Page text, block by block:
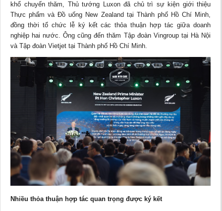
khổ chuyến thăm, Thủ tướng Luxon đã chủ trì sự kiện giới thiệu
Thực phẩm và Đồ uống New Zealand tại Thành phố Hồ Chí Minh,
đồng thời tổ chức lễ ký kết các thỏa thuận hợp tác giữa doanh
nghiệp hai nước. Ông cũng đến thăm Tập đoàn Vingroup tại Hà Nội
và Tập đoàn Vietjet tại Thành phố Hồ Chí Minh.
Nhiều thỏa thuận hợp tác quan trọng được ký kết